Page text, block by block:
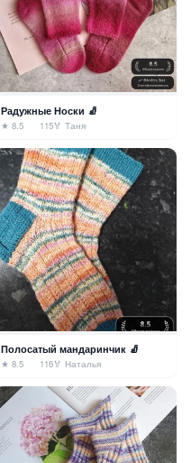
Радужные Носки 🧦
★ 8.5 115🏅 Таня
Полосатый мандаринчик 🧦
★ 8.5 116🏅 Наталья